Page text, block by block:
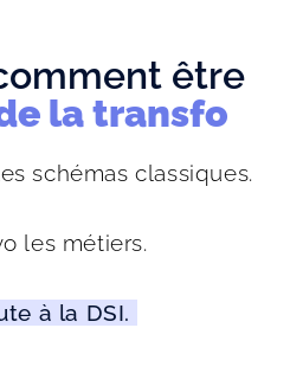
être
la transfo
schémas classiques.
les métiers.
à la DSI.